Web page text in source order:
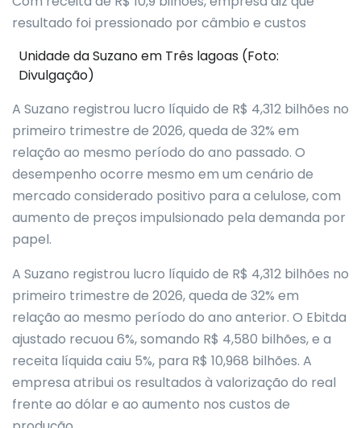
resultado foi pressionado por câmbio e custos
Unidade da Suzano em Três lagoas (Foto:
Divulgação)
A Suzano registrou lucro líquido de R$ 4,312 bilhões no
primeiro trimestre de 2026, queda de 32% em
relação ao mesmo período do ano passado. O
desempenho ocorre mesmo em um cenário de
mercado considerado positivo para a celulose, com
aumento de preços impulsionado pela demanda por
papel.
A Suzano registrou lucro líquido de R$ 4,312 bilhões no
primeiro trimestre de 2026, queda de 32% em
relação ao mesmo período do ano anterior. O Ebitda
ajustado recuou 6%, somando R$ 4,580 bilhões, e a
receita líquida caiu 5%, para R$ 10,968 bilhões. A
empresa atribui os resultados à valorização do real
frente ao dólar e ao aumento nos custos de